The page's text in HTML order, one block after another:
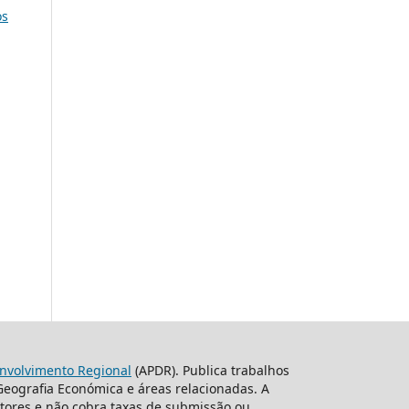
Regional (APDR). Publica trabalhos
Económica e áreas relacionadas. A